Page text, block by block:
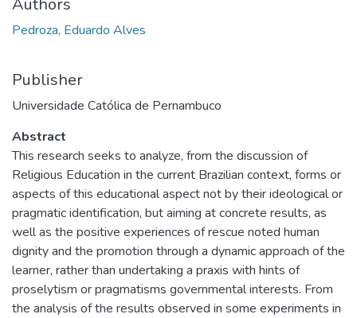
Authors
Pedroza, Eduardo Alves
Publisher
Universidade Católica de Pernambuco
Abstract
This research seeks to analyze, from the discussion of
Religious Education in the current Brazilian context, forms or
aspects of this educational aspect not by their ideological or
pragmatic identification, but aiming at concrete results, as
well as the positive experiences of rescue noted human
dignity and the promotion through a dynamic approach of the
learner, rather than undertaking a praxis with hints of
proselytism or pragmatisms governmental interests. From
the analysis of the results observed in some experiments in